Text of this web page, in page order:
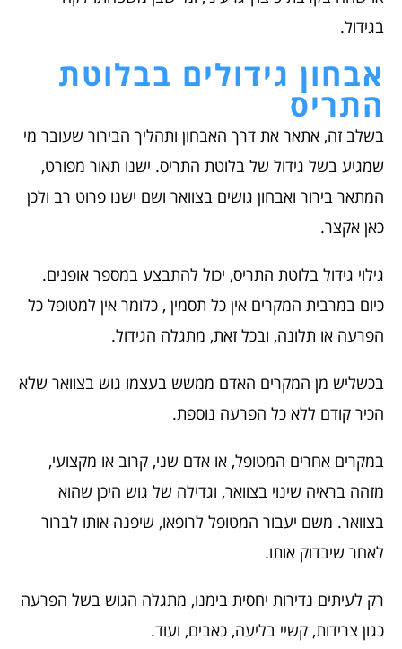
בגידול.
אבחון גידולים בבלוטת
התריס
בשלב זה, אתאר את דרך האבחון ותהליך הבירור שעובר מי
שמגיע בשל גידול של בלוטת התריס. ישנו תאור מפורט,
המתאר בירור ואבחון גושים בצוואר ושם ישנו פרוט רב ולכן
כאן אקצר.
גילוי גידול בלוטת התריס, יכול להתבצע במספר אופנים.
כיום במרבית המקרים אין כל תסמין , כלומר אין למטופל כל
הפרעה או תלונה, ובכל זאת, מתגלה הגידול.
בכשליש מן המקרים האדם ממשש בעצמו גוש בצוואר שלא
הכיר קודם ללא כל הפרעה נוספת.
במקרים אחרים המטופל, או אדם שני, קרוב או מקצועי,
מזהה בראיה שינוי בצוואר, וגדילה של גוש היכן שהוא
בצוואר. משם יעבור המטופל לרופאו, שיפנה אותו לברור
לאחר שיבדוק אותו.
רק לעיתים נדירות יחסית בימנו, מתגלה הגוש בשל הפרעה
כגון צרידות, קשיי בליעה, כאבים, ועוד.